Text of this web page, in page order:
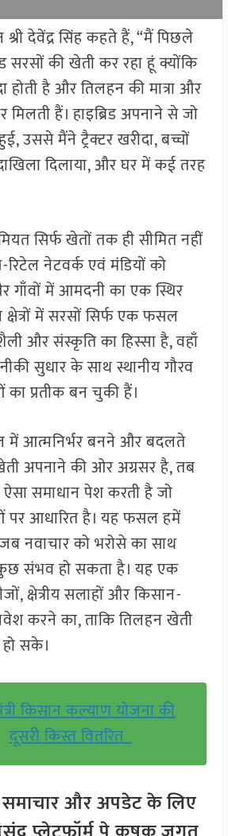
श्री देवेंद्र सिंह कहते हैं, “मैं पिछले
सरसों की खेती कर रहा हूं क्योंकि
होती है और तिलहन की मात्रा और
मिलती हैं। हाइब्रिड अपनाने से जो
उससे मैंने ट्रैक्टर खरीदा, बच्चों
दिलाया, और घर में कई तरह
सिर्फ खेतों तक ही सीमित नहीं
रिटेल नेटवर्क एवं मंडियों को
गाँवों में आमदनी का एक स्थिर
क्षेत्रों में सरसों सिर्फ एक फसल
और संस्कृति का हिस्सा है, वहाँ
सुधार के साथ स्थानीय गौरव
प्रतीक बन चुकी हैं।
में आत्मनिर्भर बनने और बदलते
अपनाने की ओर अग्रसर है, तब
ऐसा समाधान पेश करती है जो
पर आधारित है। यह फसल हमें
नवाचार को भरोसे का साथ
कुछ संभव हो सकता है। यह एक
क्षेत्रीय सलाहों और किसान-
करने का, ताकि तिलहन खेती
सके।
किसान कल्याण योजना की
दूसरी किस्त वितरित
और अपडेट के लिए